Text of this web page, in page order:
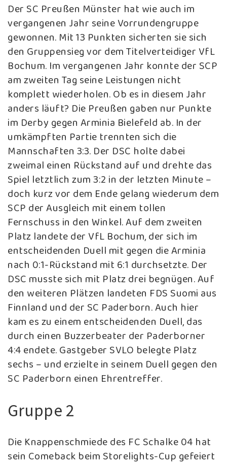
Der SC Preußen Münster hat wie auch im
vergangenen Jahr seine Vorrundengruppe
gewonnen. Mit 13 Punkten sicherten sie sich
den Gruppensieg vor dem Titelverteidiger VfL
Bochum. Im vergangenen Jahr konnte der SCP
am zweiten Tag seine Leistungen nicht
komplett wiederholen. Ob es in diesem Jahr
anders läuft? Die Preußen gaben nur Punkte
im Derby gegen Arminia Bielefeld ab. In der
umkämpften Partie trennten sich die
Mannschaften 3:3. Der DSC holte dabei
zweimal einen Rückstand auf und drehte das
Spiel letztlich zum 3:2 in der letzten Minute –
doch kurz vor dem Ende gelang wiederum dem
SCP der Ausgleich mit einem tollen
Fernschuss in den Winkel. Auf dem zweiten
Platz landete der VfL Bochum, der sich im
entscheidenden Duell mit gegen die Arminia
nach 0:1-Rückstand mit 6:1 durchsetzte. Der
DSC musste sich mit Platz drei begnügen. Auf
den weiteren Plätzen landeten FDS Suomi aus
Finnland und der SC Paderborn. Auch hier
kam es zu einem entscheidenden Duell, das
durch einen Buzzerbeater der Paderborner
4:4 endete. Gastgeber SVLO belegte Platz
sechs – und erzielte in seinem Duell gegen den
SC Paderborn einen Ehrentreffer.
Gruppe 2
Die Knappenschmiede des FC Schalke 04 hat
sein Comeback beim Storelights-Cup gefeiert